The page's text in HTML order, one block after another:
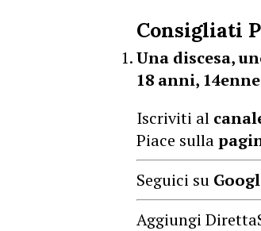
Consigliati
Una discesa,
18 anni,
Iscriviti al
Piace sulla
Seguici su
Aggiungi